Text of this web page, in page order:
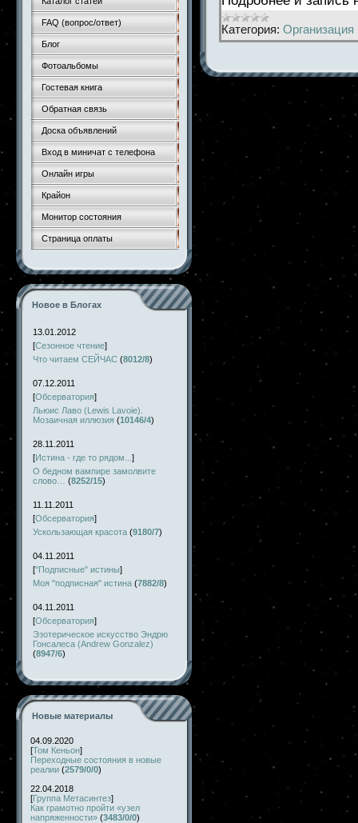
FAQ (вопрос/ответ)
Блог
Фотоальбомы
Гостевая книга
Обратная связь
Доска объявлений
Вход в миничат с телефона
Онлайн игры
Крайон
Монитор состояния
Страница оплаты
Новое в Блогах
13.01.2012
[Сезонное чтение]
Что читаем СЕЙЧАС (8012/8)
07.12.2011
[Обсерватория]
Льюис Лаво (Lewis Lavoie).
Мозаичная иллюзия (10146/4)
28.11.2011
[Истина - где то рядом... ]
О бедном вампире замолвите
слово…
(8252/15)
11.11.2011
[Обсерватория]
Ускользающая красота (9180/7)
04.11.2011
["Подписные" истины]
Моя "подписная" истина (7882/8)
04.11.2011
[Обсерватория]
Эзотерическое искусство Эндрю
Гонсалеса (Andrew Gonzalez)
(8947/6)
Новые материалы
04.09.2020
[Том Кеньон]
Переходные состояния в новые
реалии (2579/0/0)
22.04.2018
[Группа Метасинтез]
Как грамотно пройти «узел
напряженности» (3483/0/0)
Категория: